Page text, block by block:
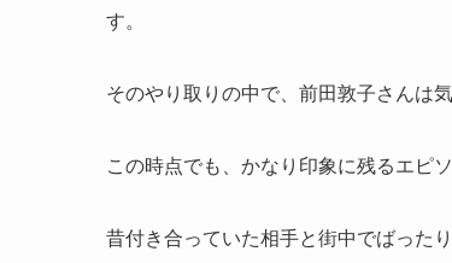
す。
そのやり取りの中で、前田敦子さんは
この時点でも、かなり印象に残るエピソ
昔付き合っていた相手と街中でばった